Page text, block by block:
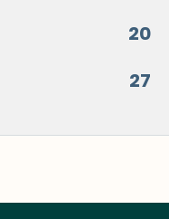
20
27